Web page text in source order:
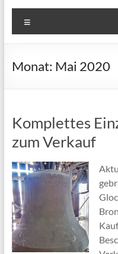
Monat: Mai 2020
Komplettes
zum Verkauf